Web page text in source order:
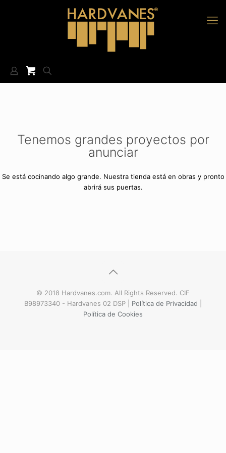
Tenemos grandes proyectos por
anunciar
Se está cocinando algo grande. Nuestra tienda está en obras y pronto
abrirá sus puertas.
© 2018 Hardvanes.com. All Rights Reserved. CIF
B98973340 - Hardvanes 02 DSP | Política de Privacidad
Política de Cookies